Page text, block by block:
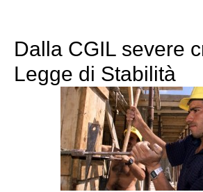
Dalla CGIL severe
Legge di Stabilità